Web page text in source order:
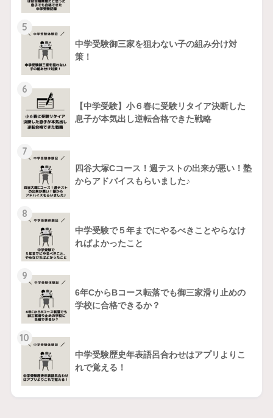
5
中学受験御三家を狙わない子の組み分け対
策！
6
【中学受験】小６春に受験リタイア決断した
息子が本気出し逆転合格できた戦略
7
四谷大塚Cコース！週テストの出来が悪い！塾
からアドバイスもらいました♪
8
中学受験で５年までにやるべきことやらなけ
ればよかったこと
9
6年CからBコース転落でも御三家滑り止めの
学校に合格できるか？
10
中学受験歴史年表語呂合わせはアプリよりこ
れで覚える！